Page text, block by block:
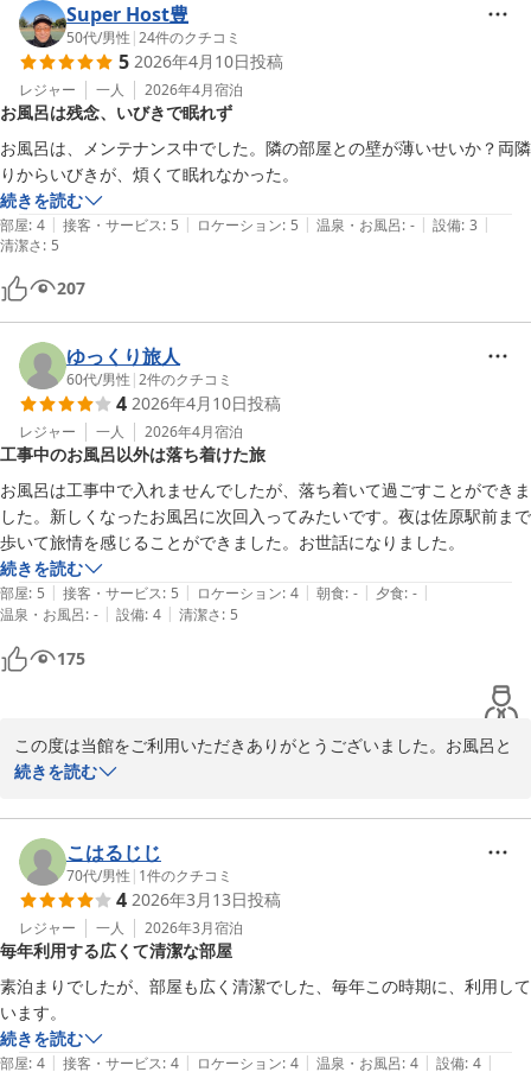
Super Host豊
50代/男性 |24件のクチコミ
5 2026年4月10日投稿
レジャー 一人 2026年4月宿泊
お風呂は残念、いびきで眠れず
お風呂は、メンテナンス中でした。隣の部屋との壁が薄いせいか？両隣
りからいびきが、煩くて眠れなかった。
続きを読む
部屋: 4 | 接客・サービス: 5 | ロケーション: 5 | 温泉・お風呂: - | 設備: 3 |
清潔さ: 5
207
ゆっくり旅人
60代/男性 |2件のクチコミ
4 2026年4月10日投稿
レジャー 一人 2026年4月宿泊
工事中のお風呂以外は落ち着けた旅
お風呂は工事中で入れませんでしたが、落ち着いて過ごすことができま
した。新しくなったお風呂に次回入ってみたいです。夜は佐原駅前まで
歩いて旅情を感じることができました。お世話になりました。
続きを読む
部屋: 5 | 接客・サービス: 5 | ロケーション: 4 | 朝食: - | 夕食: - |
温泉・お風呂: - | 設備: 4 | 清潔さ: 5
175
この度は当館をご利用いただきありがとうございました。お風呂と
レストランの休業につきましてご不便おかけし申し訳ございません
をお待ち申し上げます。
ＨＯＴＥＬ　ＨＯＵＳＥＮ　佐原
フロント　佐々木
ＨＯＴＥＬ ＨＯＵＳＥＮ ホテル朋泉＜千葉県＞
続きを読む
こはるじじ
70代/男性 | 1件のクチコミ
4 2026年3月13日投稿
レジャー 一人 2026年3月宿泊
毎年利用する広くて清潔な部屋
素泊まりでしたが、部屋も広く清潔でした、毎年この時期に、利用して
います。
続きを読む
部屋: 4 | 接客・サービス: 4 | ロケーション: 4 | 温泉・お風呂: 4 | 設備: 4 |